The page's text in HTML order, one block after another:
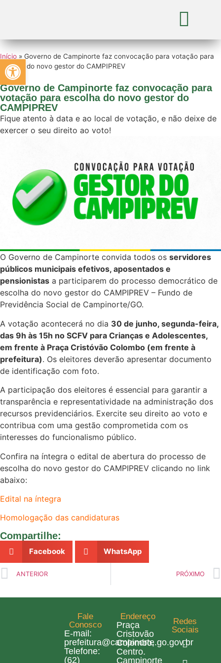
Início » Governo de Campinorte faz convocação para votação para
escolha do novo gestor do CAMPIPREV
Governo de Campinorte faz convocação para
votação para escolha do novo gestor do
CAMPIPREV
Fique atento à data e ao local de votação, e não deixe de
exercer o seu direito ao voto!
O Governo de Campinorte convida todos os servidores
públicos municipais efetivos, aposentados e
pensionistas a participarem do processo democrático de
escolha do novo gestor do CAMPIPREV – Fundo de
Previdência Social de Campinorte/GO.
A votação acontecerá no dia 30 de junho, segunda-feira,
das 9h às 15h no SCFV para Crianças e Adolescentes,
em frente à Praça Cristóvão Colombo (em frente à
prefeitura). Os eleitores deverão apresentar documento
de identificação com foto.
A participação dos eleitores é essencial para garantir a
transparência e representatividade na administração dos
recursos previdenciários. Exercite seu direito ao voto e
contribua com uma gestão comprometida com os
interesses do funcionalismo público.
Confira na íntegra o edital de abertura do processo de
escolha do novo gestor do CAMPIPREV clicando no link
abaixo:
Edital na íntegra
Homologação das candidaturas
Compartilhe:
Facebook WhatsApp
ANTERIOR PRÓXIMO
Fale
Conosco
E-mail:
prefeitura@campinorte.go.gov.br
Telefone:
(62)
Endereço
Praça
Cristovão
Colombo,
Centro.
Campinorte
Redes
Sociais
Abrir a barra de ferramentas